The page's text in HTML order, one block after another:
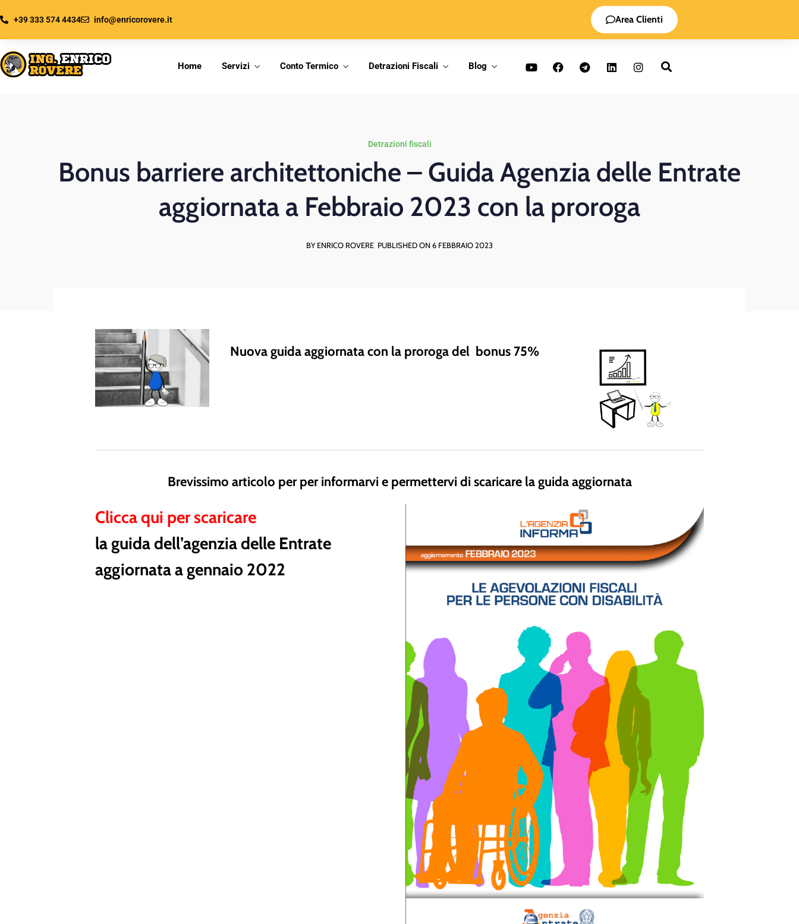
+39 333 574 4434 info@enricorovere.it Area Clienti
Home Servizi Conto Termico Detrazioni Fiscali Blog
Detrazioni fiscali
Bonus barriere architettoniche – Guida Agenzia delle Entrate
aggiornata a Febbraio 2023 con la proroga
BY ENRICO ROVERE PUBLISHED ON 6 FEBBRAIO 2023
Nuova guida aggiornata con la proroga del bonus 75%
Brevissimo articolo per per informarvi e permettervi di scaricare la guida aggiornata
Clicca qui per scaricare
la guida dell’agenzia delle Entrate
aggiornata a gennaio 2022